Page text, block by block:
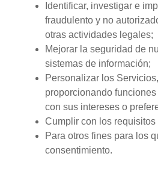
Identificar, investigar e
fraudulento y no
otras actividades legales;
Mejorar la seguridad de
sistemas de información;
Personalizar los
proporcionando
con sus intereses o
Cumplir con los requisitos
Para otros fines para los
consentimiento.